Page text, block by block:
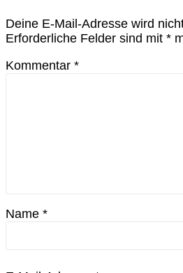
Deine E-Mail-Adresse wird
Erforderliche Felder sind mit *
Kommentar *
Name *